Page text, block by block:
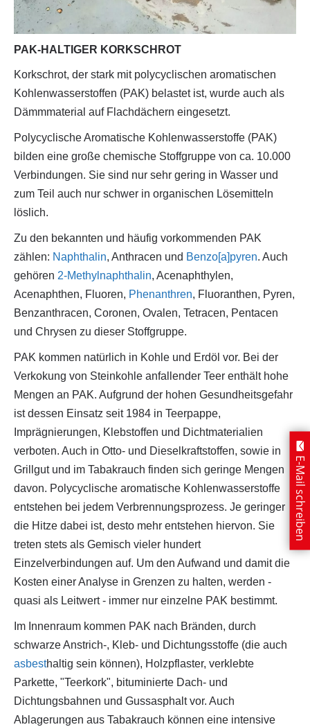
PAK-HALTIGER KORKSCHROT
Korkschrot, der stark mit polycyclischen aromatischen
Kohlenwasserstoffen (PAK) belastet ist, wurde auch als
Dämmmaterial auf Flachdächern eingesetzt.
Polycyclische Aromatische Kohlenwasserstoffe (PAK)
bilden eine große chemische Stoffgruppe von ca. 10.000
Verbindungen. Sie sind nur sehr gering in Wasser und
zum Teil auch nur schwer in organischen Lösemitteln
löslich.
Zu den bekannten und häufig vorkommenden PAK
zählen: Naphthalin, Anthracen und Benzo[a]pyren. Auch
gehören 2-Methylnaphthalin, Acenaphthylen,
Acenaphthen, Fluoren, Phenanthren, Fluoranthen, Pyren,
Benzanthracen, Coronen, Ovalen, Tetracen, Pentacen
und Chrysen zu dieser Stoffgruppe.
PAK kommen natürlich in Kohle und Erdöl vor. Bei der
Verkokung von Steinkohle anfallender Teer enthält hohe
Mengen an PAK. Aufgrund der hohen Gesundheitsgefahr
ist dessen Einsatz seit 1984 in Teerpappe,
Imprägnierungen, Klebstoffen und Dichtmaterialien
verboten. Auch in Otto- und Dieselkraftstoffen, sowie in
Grillgut und im Tabakrauch finden sich geringe Mengen
davon. Polycyclische aromatische Kohlenwasserstoffe
entstehen bei jedem Verbrennungsprozess. Je geringer
die Hitze dabei ist, desto mehr entstehen hiervon. Sie
treten stets als Gemisch vieler hundert
Einzelverbindungen auf. Um den Aufwand und damit die
Kosten einer Analyse in Grenzen zu halten, werden -
quasi als Leitwert - immer nur einzelne PAK bestimmt.
Im Innenraum kommen PAK nach Bränden, durch
schwarze Anstrich-, Kleb- und Dichtungsstoffe (die auch
asbesthaltig sein können), Holzpflaster, verklebte
Parkette, "Teerkork", bituminierte Dach- und
Dichtungsbahnen und Gussasphalt vor. Auch
Ablagerungen aus Tabakrauch können eine intensive
E-Mail schreiben